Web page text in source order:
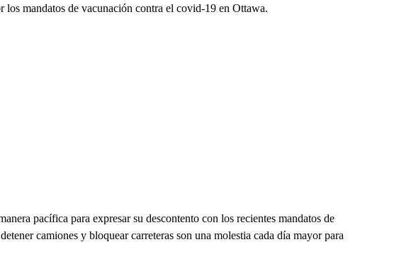
los mandatos de vacunación contra el covid-19 en Ottawa.
pacífica para expresar su descontento con los recientes mandatos de
camiones y bloquear carreteras son una molestia cada día mayor para